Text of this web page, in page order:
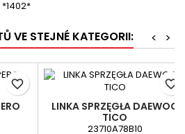
VE STEJNÉ KATEGORII: >
<
favorite_border
LINKA SPRZĘGŁA DAEWOO
TICO
23710A78B10
favorite_border